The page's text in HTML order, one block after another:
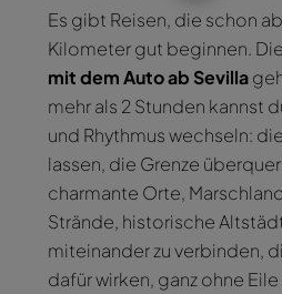
Es gibt Reisen, die schon
Kilometer gut beginnen.
mit dem Auto ab Sevilla
mehr als 2 Stunden kannst
und Rhythmus wechseln:
lassen, die Grenze
charmante Orte,
Strände, historische
miteinander zu verbinden,
dafür wirken, ganz ohne Eile